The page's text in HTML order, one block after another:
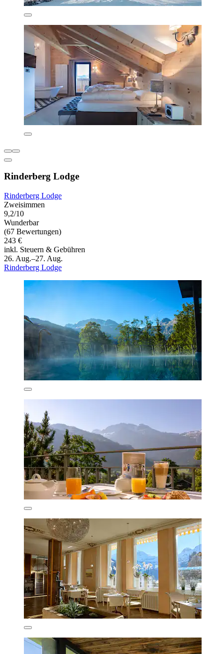
Rinderberg Lodge
Rinderberg Lodge
Zweisimmen
9,2/10
Wunderbar
(67 Bewertungen)
243 €
inkl. Steuern & Gebühren
26. Aug.–27. Aug.
Rinderberg Lodge